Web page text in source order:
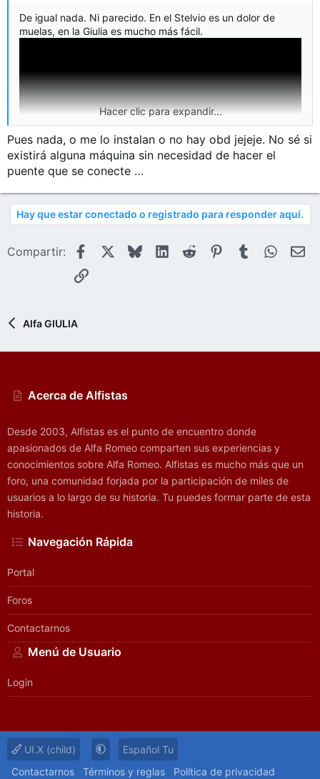
De igual nada. Ni parecido. En el Stelvio es un dolor de
muelas, en la Giulia es mucho más fácil.
Hacer clic para expandir...
Pues nada, o me lo instalan o no hay obd jejeje. No sé si
existirá alguna máquina sin necesidad de hacer el
puente que se conecte …
Hay que estar conectado o registrado para responder aquí.
Compartir: FacebookBlueskyLinkedIn
Reddit Pinterest
Tumblr
E-
Enlace
Alfa GIULIA
Acerca de Alfistas
Desde 2003, Alfistas es el punto de encuentro donde
apasionados de Alfa Romeo comparten sus experiencias y
conocimientos sobre Alfa Romeo. Alfistas es mucho más que un
foro, una comunidad forjada por la participación de miles de
usuarios a lo largo de su historia. Tu puedes formar parte de esta
historia.
Navegación Rápida
Portal
Foros
Contactarnos
Menú de Usuario
Login
UI.X (child)
Español Tu
Contactarnos
Términos y reglas Política de privacidad